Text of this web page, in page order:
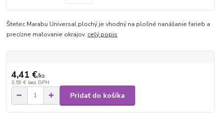
Štetec Marabu Universal plochý je vhodný na plošné nanášanie farieb a
precízne maľovanie okrajov. celý popis
4,41 €/ks
3,59 € bez DPH
Pridať do košíka